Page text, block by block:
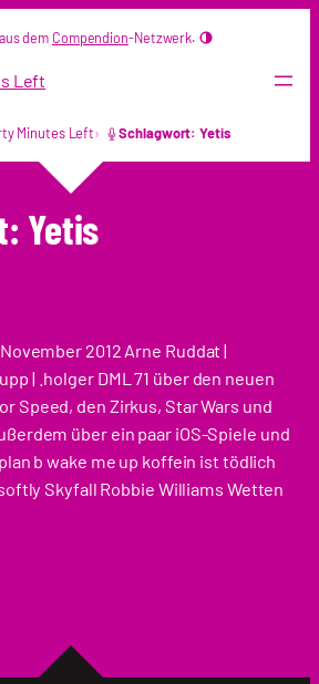
dem Compendion-Netzwerk.
Left
Minutes Left Schlagwort: Yetis
Yetis
2012 Arne Ruddat |
| .holger DML 71 über den neuen
Speed, den Zirkus, Star Wars und
über ein paar iOS-Spiele und
b wake me up koffein ist tödlich
Skyfall Robbie Williams Wetten